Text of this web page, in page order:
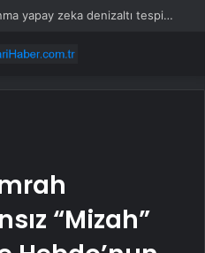
Lockheed Martin ve Donanma yapay zeka denizaltı tespit sistemini test etti
“Mizah”